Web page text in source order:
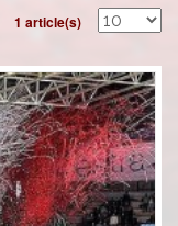
1 article(s)